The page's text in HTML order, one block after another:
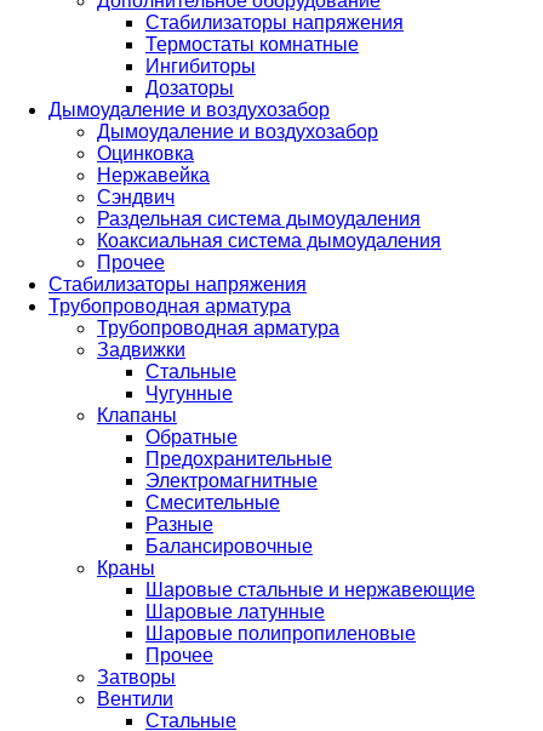
Стабилизаторы напряжения
Термостаты комнатные
Ингибиторы
Дозаторы
Дымоудаление и воздухозабор
Дымоудаление и воздухозабор
Оцинковка
Нержавейка
Сэндвич
Раздельная система дымоудаления
Коаксиальная система дымоудаления
Прочее
Стабилизаторы напряжения
Трубопроводная арматура
Трубопроводная арматура
Задвижки
Стальные
Чугунные
Клапаны
Обратные
Предохранительные
Электромагнитные
Смесительные
Разные
Балансировочные
Краны
Шаровые стальные и нержавеющие
Шаровые латунные
Шаровые полипропиленовые
Прочее
Затворы
Вентили
Стальные